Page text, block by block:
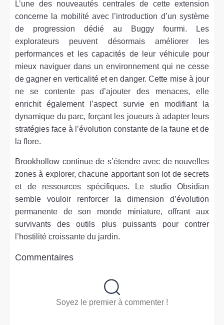
L’une des nouveautés centrales de cette extension
concerne la mobilité avec l’introduction d’un système
de progression dédié au Buggy fourmi. Les
explorateurs peuvent désormais améliorer les
performances et les capacités de leur véhicule pour
mieux naviguer dans un environnement qui ne cesse
de gagner en verticalité et en danger. Cette mise à jour
ne se contente pas d’ajouter des menaces, elle
enrichit également l’aspect survie en modifiant la
dynamique du parc, forçant les joueurs à adapter leurs
stratégies face à l’évolution constante de la faune et de
la flore.
Brookhollow continue de s’étendre avec de nouvelles
zones à explorer, chacune apportant son lot de secrets
et de ressources spécifiques. Le studio Obsidian
semble vouloir renforcer la dimension d’évolution
permanente de son monde miniature, offrant aux
survivants des outils plus puissants pour contrer
l’hostilité croissante du jardin.
Commentaires
Soyez le premier à commenter !